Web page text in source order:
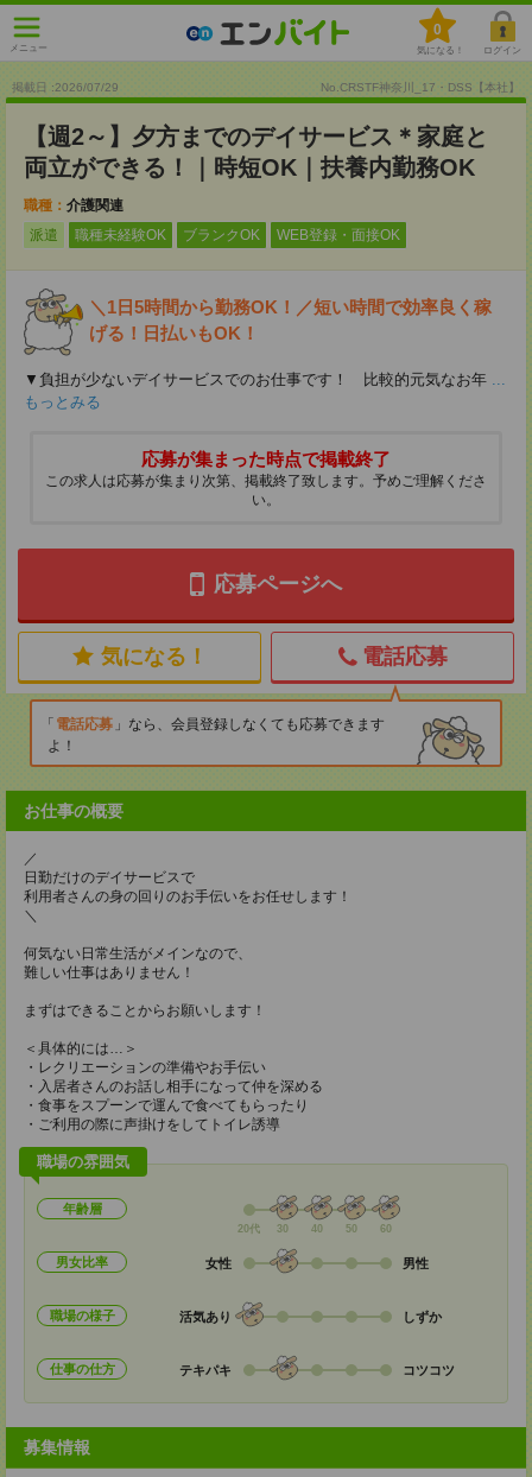
メニュー
0
気になる！ ログイン
掲載日 :2026/07/29 No.CRSTF神奈川_17・DSS【本社】
【週2～】夕方までのデイサービス＊家庭と
両立ができる！｜時短OK｜扶養内勤務OK
職種： 介護関連
派遣
職種未経験OK ブランクOK WEB登録・面接OK
＼1日5時間から勤務OK！／短い時間で効率良く稼
げる！日払いもOK！
▼負担が少ないデイサービスでのお仕事です！ 比較的元気なお年 ...
もっとみる
応募が集まった時点で掲載終了
この求人は応募が集まり次第、掲載終了致します。予めご理解くださ
い。
応募ページへ
気になる！ 電話応募
電話応募
なら、会員登録しなくても応募できます
よ！
お仕事の概要
／
日勤だけのデイサービスで
利用者さんの身の回りのお手伝いをお任せします！
＼
何気ない日常生活がメインなので、
難しい仕事はありません！
まずはできることからお願いします！
＜具体的には…＞
・レクリエーションの準備やお手伝い
・入居者さんのお話し相手になって仲を深める
・食事をスプーンで運んで食べてもらったり
・ご利用の際に声掛けをしてトイレ誘導
職場の雰囲気
年齢層
20代 30 40 50 60
男女比率 女性 男性
職場の様子 活気あり しずか
仕事の仕方 テキパキ コツコツ
募集情報